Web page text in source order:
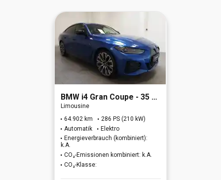
BMW i4 Gran Coupe - 35 e eDrive M Sport
Limousine
64.902 km
286 PS (210 kW)
Automatik
Elektro
Energieverbrauch (kombiniert):
k.A.
CO₂-Emissionen kombiniert: k.A.
CO₂-Klasse: